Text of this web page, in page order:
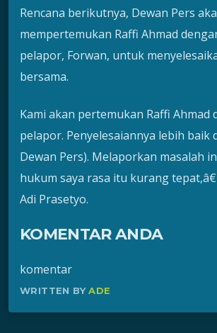
Rencana berikutnya, Dewan Pers
mempertemukan Raffi Ahmad
pelapor, Forwan, untuk
bersama.
Kami akan pertemukan Raffi Ahmad
pelapor. Penyelesaiannya lebih baik
Dewan Pers). Melaporkan masalah
hukum saya rasa itu kurang
Adi Prasetyo.
KOMENTAR ANDA
komentar
WRITTEN BYADE